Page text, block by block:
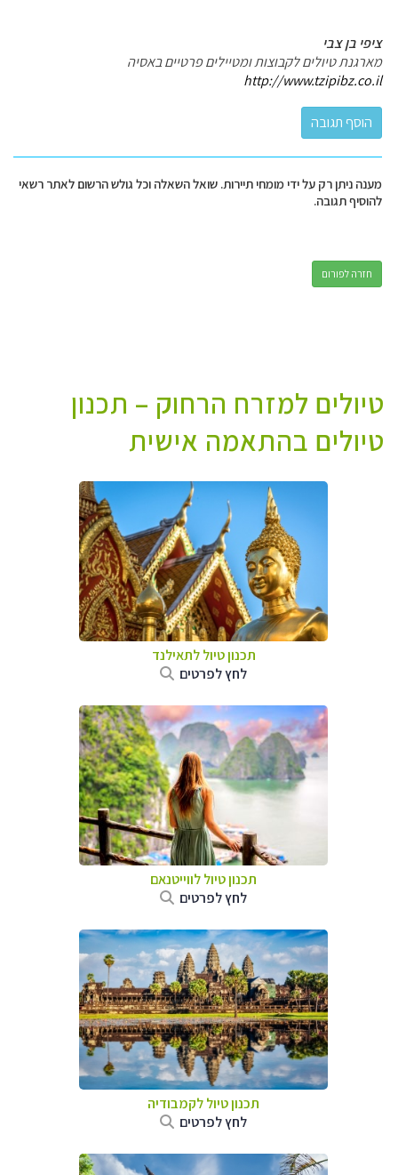
ציפי בן צבי
מארגנת טיולים לקבוצות ומטיילים פרטיים באסיה
http://www.tzipibz.co.il
מענה ניתן רק על ידי מומחי תיירות. שואל השאלה וכל גולש הרשום לאתר רשאי
להוסיף תגובה.
חזרה לפורום
טיולים למזרח הרחוק – תכנון
טיולים בהתאמה אישית
תכנון טיול לתאילנד
לחץ לפרטים
תכנון טיול לווייטנאם
לחץ לפרטים
תכנון טיוללקמבודיה
לחץ לפרטים